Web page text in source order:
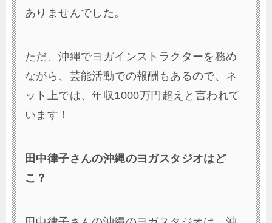
ありませんでした。
ただ、沖縄でヨガインストラクターを務め
ながら、芸能活動での報酬もあるので、ネ
ット上では、年収1000万円超えと言われて
います！
田中律子さんの沖縄のヨガスタジオはど
こ？